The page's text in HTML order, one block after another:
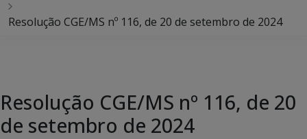
Resolução CGE/MS nº 116, de 20 de setembro de 2024
Resolução CGE/MS nº 116, de 20
de setembro de 2024